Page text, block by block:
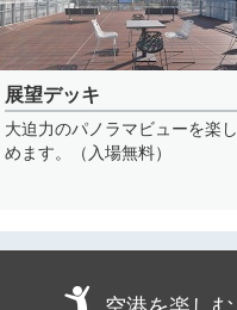
展望デッキ
大迫力のパノラマビューを楽し
めます。（入場無料）